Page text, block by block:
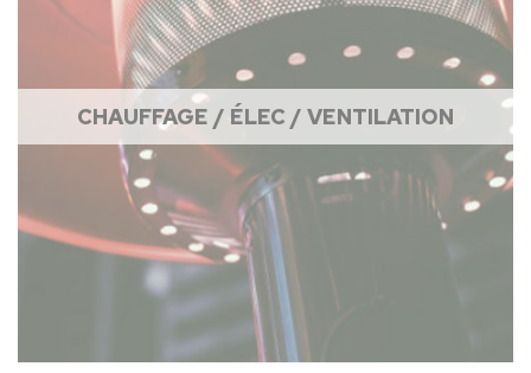
CHAUFFAGE / ÉLEC / VENTILATION